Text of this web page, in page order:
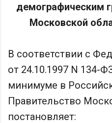
демографическим
Московской
В соответствии с
от 24.10.1997 N 134-
минимуме в
Правительство
постановляет: